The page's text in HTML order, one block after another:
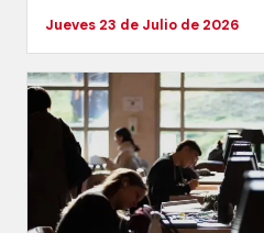
Jueves 23 de Julio de 2026